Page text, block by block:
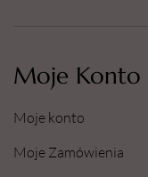
Moje Konto
Moje konto
Moje Zamówienia